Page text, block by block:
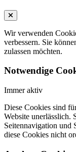
Wir verwenden
verbessern. Sie
zulassen möchten.
Notwendige
Immer aktiv
Diese Cookies sind
Website unerlässlich.
Seitennavigation und
diese Cookies nicht